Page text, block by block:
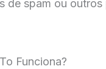
de spam ou
Funciona?